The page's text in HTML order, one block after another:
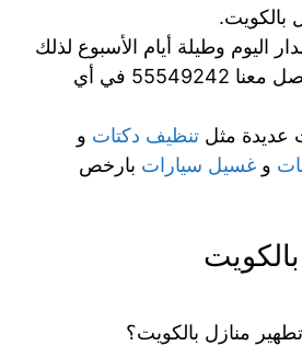
بالكويت.
اليوم وطيلة أيام الأسبوع لذلك
يمكنكم التواصل معنا 55549242 في أي
عديدة مثل تنظيف دكتات و
و غسيل سيارات بارخص
منازل بالكويت؟